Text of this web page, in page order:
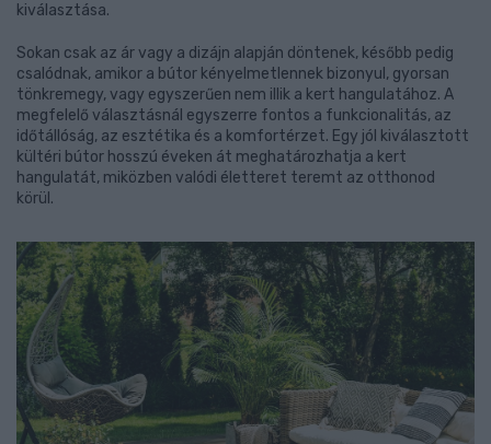
kiválasztása.
Sokan csak az ár vagy a dizájn alapján döntenek, később pedig
csalódnak, amikor a bútor kényelmetlennek bizonyul, gyorsan
tönkremegy, vagy egyszerűen nem illik a kert hangulatához. A
megfelelő választásnál egyszerre fontos a funkcionalitás, az
időtállóság, az esztétika és a komfortérzet. Egy jól kiválasztott
kültéri bútor hosszú éveken át meghatározhatja a kert
hangulatát, miközben valódi életteret teremt az otthonod
körül.